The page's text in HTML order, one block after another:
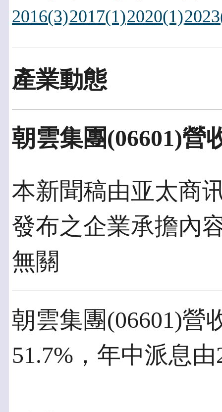
2016(3)2017(1)2020(1)
產業動態
朝雲集團(06601)營
本新聞稿由亚太商
發布之企業承擔內
無關
朝雲集團(06601)營
51.7%，年中派息